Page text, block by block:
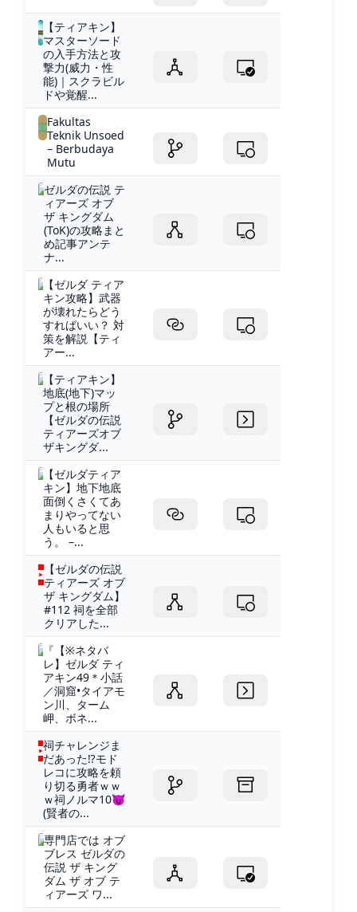
【ティアキン】
マスターソード
の入手方法と攻
撃力(威力・性
能)｜スクラビル
ドや覚醒...
Fakultas
Teknik Unsoed
– Berbudaya
Mutu
ゼルダの伝説 テ
ィアーズ オブ
ザ キングダム
(ToK)の攻略まと
め記事アンテ
ナ...
【ゼルダ ティア
キン攻略】武器
が壊れたらどう
すればいい？ 対
策を解説【ティ
アー...
【ティアキン】
地底(地下)マッ
プと根の場所
【ゼルダの伝説
ティアーズオブ
ザキングダ...
【ゼルダティア
キン】地下地底
面倒くさくてあ
まりやってない
人もいると思
う。 –...
【ゼルダの伝説
ティアーズ オブ
ザ キングダム】
#112 祠を全部
クリアした...
『【※ネタバ
レ】ゼルダ ティ
アキン49＊小話
／洞窟•タイアモ
ン川、ターム
岬、ボネ...
祠チャレンジま
だあった⁉モド
レコに攻略を頼
り切る勇者ｗｗ
ｗ祠ノルマ10😈
(賢者の...
専門店では オブ
ブレス ゼルダの
伝説 ザ キング
ダム ザ オブ テ
ィアーズ ワ...